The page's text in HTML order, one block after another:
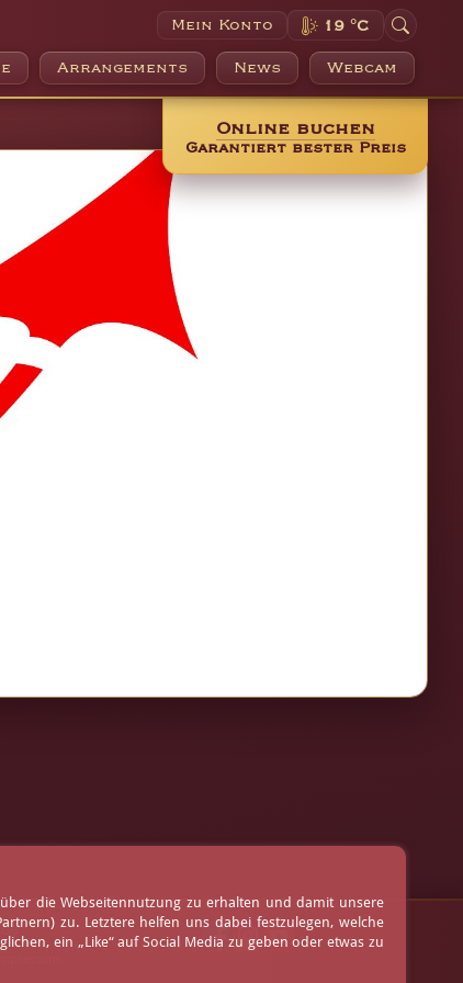
Arrangements News Webcam
Mein Konto 19 °C
Online buchen
Garantiert bester Preis
die Webseitennutzung zu erhalten und damit unsere
zu. Letztere helfen uns dabei festzulegen, welche
ein „Like“ auf Social Media zu geben oder etwas zu